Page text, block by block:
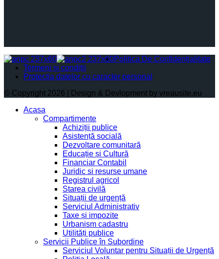
Politica De Confidențialitate
Termeni și condiții
Protectia datelor cu caracter personal
© Copyright 2026 | Design & Devlopment by vreausite.eu
Acasa
Compartimente
Achiziții publice
Asistență socială
Dezvoltare comunitară
Educație și Cultură
Financiar Contabil
Juridic si resurse umane
Registrul agricol
Starea civilă
Situații de urgență
Serviciul Administrativ
Taxe și impozite
Urbanism cadastru
Utilități publice
Servicii Publice în Subordine
Serviciul Voluntar pentru Situații de Urgență